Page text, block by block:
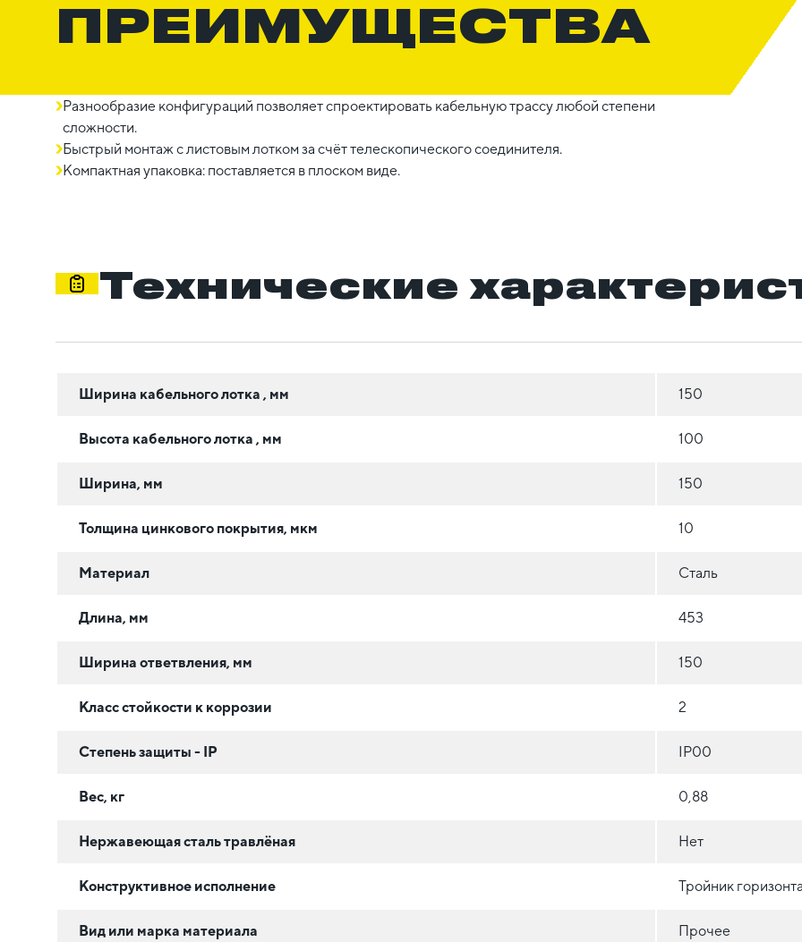
ПРЕИМУЩЕСТВА
Разнообразие конфигураций позволяет спроектировать кабельную трассу любой степени
сложности.
Быстрый монтаж с листовым лотком за счёт телескопического соединителя.
Компактная упаковка: поставляется в плоском виде.
Технические
Ширина кабельного лотка , мм 150
Высота кабельного лотка , мм 100
Ширина, мм 150
Толщина цинкового покрытия, мкм 10
Материал Сталь
Длина, мм 453
Ширина ответвления, мм 150
Класс стойкости к коррозии 2
Степень защиты - IP IP00
Вес, кг 0,88
Нержавеющая сталь травлёная Нет
Конструктивное исполнение Тройник
Вид или марка материала Прочее